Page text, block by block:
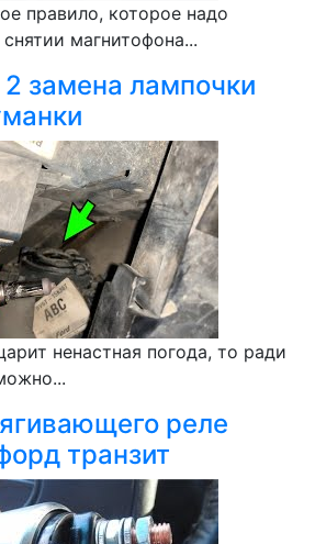
правило, которое надо
магнитофона...
замена лампочки
ненастная погода, то ради
реле
транзит